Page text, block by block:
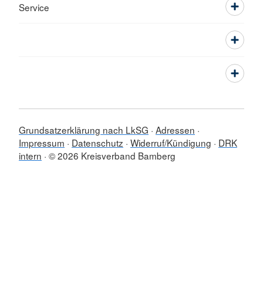
Service
Grundsatzerklärung nach LkSG Adressen
Impressum
Datenschutz Widerruf/Kündigung
DRK
intern © 2026 Kreisverband Bamberg